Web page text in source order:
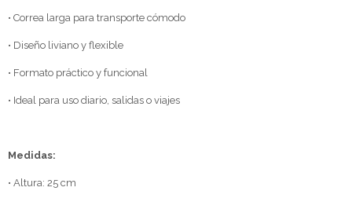
• Correa larga para transporte cómodo
• Diseño liviano y flexible
• Formato práctico y funcional
• Ideal para uso diario, salidas o viajes
Medidas:
• Altura: 25 cm